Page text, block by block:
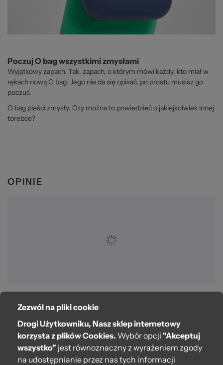
Poczuj O bag wszystkimi zmysłami
Wyjątkowy zapach. Tak, zapach, o którym mówi każdy, kto miał w
rękach nową O bag. Jego nie da się opisać, po prostu musisz go
poczuć.
O bag pieści zmysły. Czy można to powiedzieć o jakiejkolwiek innej
torebce?
OPINIE
O bag
Pomoc
Moje O bag
Zezwól na pliki cookie
Drogi Użytkowniku, Nasz sklep internetowy
korzysta z plików Cookies. Wybór opcji "Akceptuj
wszystko" jest równoznaczny z wyrażeniem zgody
na udostępnianie przez nas tych informacji